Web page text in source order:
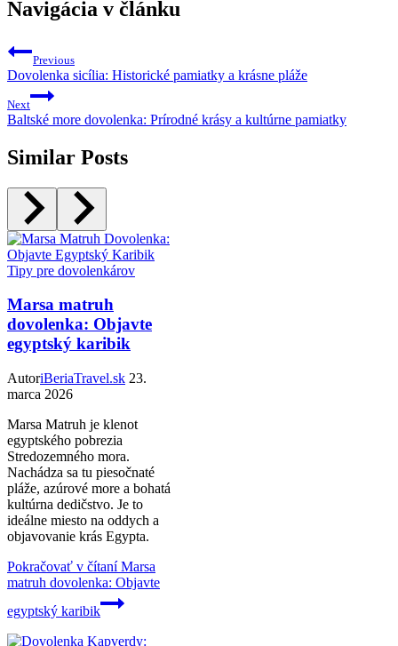
Navigácia v článku
Previous
Dovolenka sicília: Historické pamiatky a krásne pláže
Next
Baltské more dovolenka: Prírodné krásy a kultúrne pamiatky
Similar Posts
Tipy pre dovolenkárov
Marsa matruh
dovolenka: Objavte
egyptský karibik
AutoriBeriaTravel.sk 23.
marca 2026
Marsa Matruh je klenot
egyptského pobrezia
Stredozemného mora.
Nachádza sa tu piesočnaté
pláže, azúrové more a bohatá
kultúrna dedičstvo. Je to
ideálne miesto na oddych a
objavovanie krás Egypta.
Pokračovať v čítaníMarsa
matruh dovolenka: Objavte
egyptský karibik